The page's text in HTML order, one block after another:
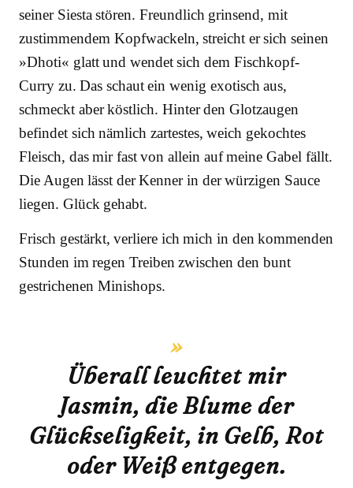
seiner Siesta stören. Freundlich grinsend, mit
zustimmendem Kopfwackeln, streicht er sich seinen
»Dhoti« glatt und wendet sich dem Fischkopf-
Curry zu. Das schaut ein wenig exotisch aus,
schmeckt aber köstlich. Hinter den Glotzaugen
befindet sich nämlich zartestes, weich gekochtes
Fleisch, das mir fast von allein auf meine Gabel fällt.
Die Augen lässt der Kenner in der würzigen Sauce
liegen. Glück gehabt.
Frisch gestärkt, verliere ich mich in den kommenden
Stunden im regen Treiben zwischen den bunt
gestrichenen Minishops.
Überall leuchtet mir
Jasmin, die Blume der
Glückseligkeit, in Gelb, Rot
oder Weiß entgegen.